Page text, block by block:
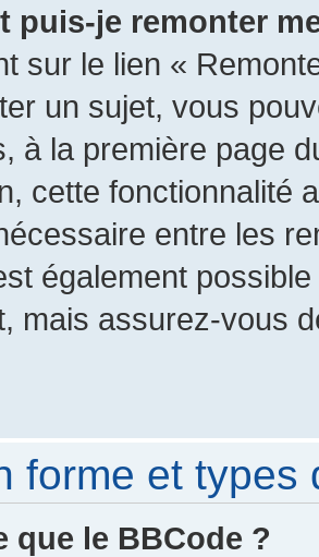
puis-je remonter
sur le lien «
un sujet, vous
à la première page
cette fonctionnalité
entre les
également
mais assurez-vous
forme et types
que le BBCode ?